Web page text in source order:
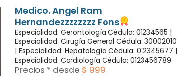
Medico. Angel Ram
Hernandezzzzzzzz Fons
Especialidad: Gerontología Cédula: 01234565 |
Especialidad: Cirugía General Cédula: 30002010
| Especialidad: Hepatología Cédula: 012345677 |
Especialidad: Cardiología Cédula: 0123456789
Precios * desde $ 999